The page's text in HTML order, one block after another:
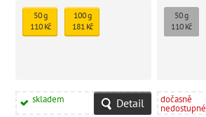
50 g
110 Kč
100 g
181 Kč
skladem Detail
50 g
110 Kč
dočasně
nedostupné